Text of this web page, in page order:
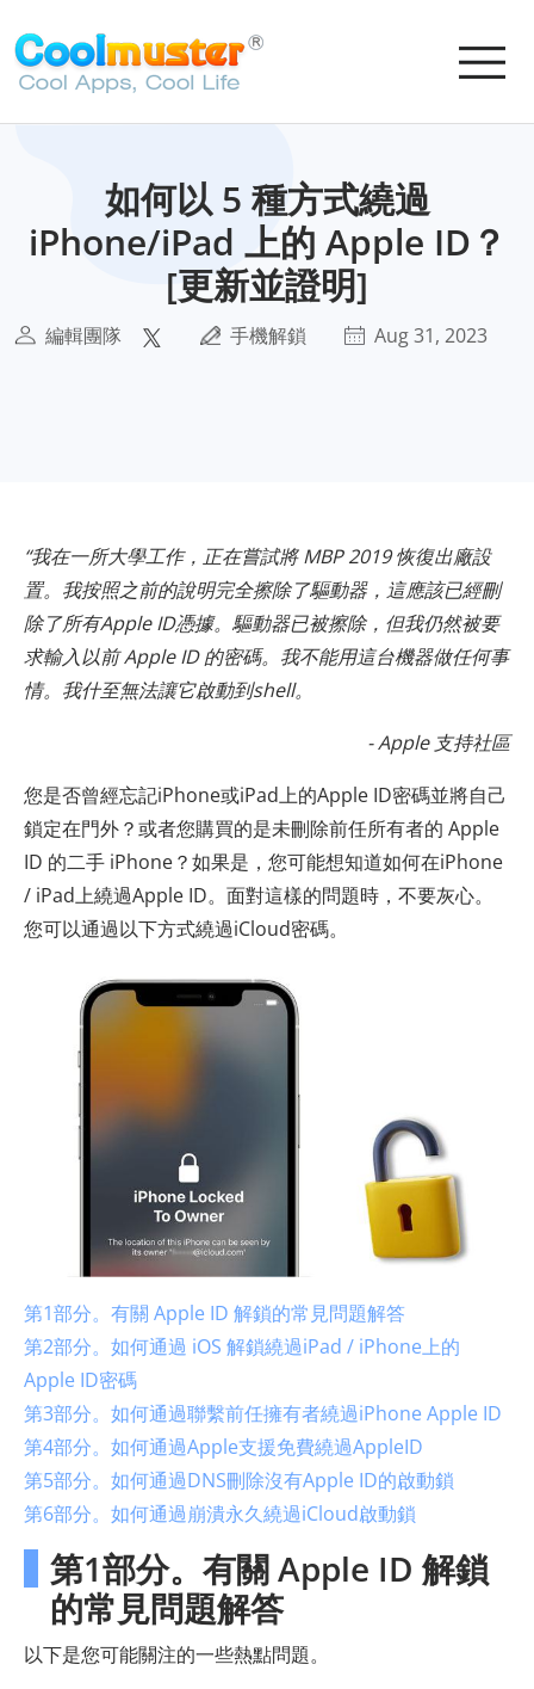
如何以 5 種方式繞過
iPhone/iPad 上的 Apple ID？
[更新並證明]
編輯團隊 手機解鎖 Aug 31, 2023
“我在一所大學工作，正在嘗試將 MBP 2019 恢復出廠設
置。我按照之前的說明完全擦除了驅動器，這應該已經刪
除了所有Apple ID憑據。驅動器已被擦除，但我仍然被要
求輸入以前 Apple ID 的密碼。我不能用這台機器做任何事
情。我什至無法讓它啟動到shell。
- Apple 支持社區
您是否曾經忘記iPhone或iPad上的Apple ID密碼並將自己
鎖定在門外？或者您購買的是未刪除前任所有者的 Apple
ID 的二手 iPhone？如果是，您可能想知道如何在iPhone
/ iPad上繞過Apple ID。面對這樣的問題時，不要灰心。
您可以通過以下方式繞過iCloud密碼。
第1部分。有關 Apple ID 解鎖的常見問題解答
第2部分。如何通過 iOS 解鎖繞過iPad / iPhone上的
Apple ID密碼
第3部分。如何通過聯繫前任擁有者繞過iPhone Apple ID
第4部分。如何通過Apple支援免費繞過AppleID
第5部分。如何通過DNS刪除沒有Apple ID的啟動鎖
第6部分。如何通過崩潰永久繞過iCloud啟動鎖
第1部分。有關 Apple ID 解鎖
的常見問題解答
以下是您可能關注的一些熱點問題。